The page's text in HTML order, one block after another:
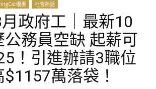
優惠 社會熱話
政府工｜最新10
務員空缺 起薪可
！引進辦請3職位
萬落袋！